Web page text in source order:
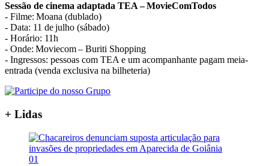
Sessão de cinema adaptada TEA – MovieComTodos
- Filme: Moana (dublado)
- Data: 11 de julho (sábado)
- Horário: 11h
- Onde: Moviecom – Buriti Shopping
- Ingressos: pessoas com TEA e um acompanhante pagam meia-
entrada (venda exclusiva na bilheteria)
+ Lidas
01